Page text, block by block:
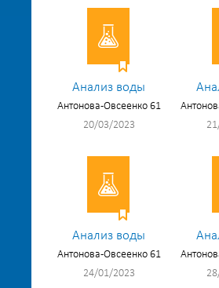
Анализ воды
Антонова-Овсеенко 61
20/03/2023
Анализ воды
Антонова-Овсеенко 61
24/01/2023